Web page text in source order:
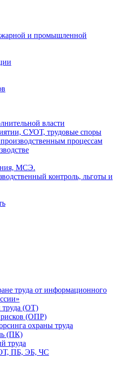
и промышленной
власти
СУОТ, трудовые споры
процессам
МСЭ.
контроль, льготы и
труда от информационного
труда (ОТ)
(ОПР)
охраны труда
(ПК)
труда
ОТ, ПБ, ЭБ, ЧС